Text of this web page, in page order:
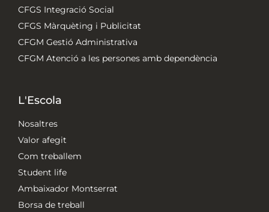
CFGS Integració Social
CFGS Màrquèting i Publicitat
CFGM Gestió Administrativa
CFGM Atenció a les persones amb dependència
L'Escola
Nosaltres
Valor afegit
Com treballem
Student life
Ambaixador Montserrat
Borsa de treball